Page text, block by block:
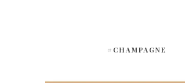
#CHAMPAGNE